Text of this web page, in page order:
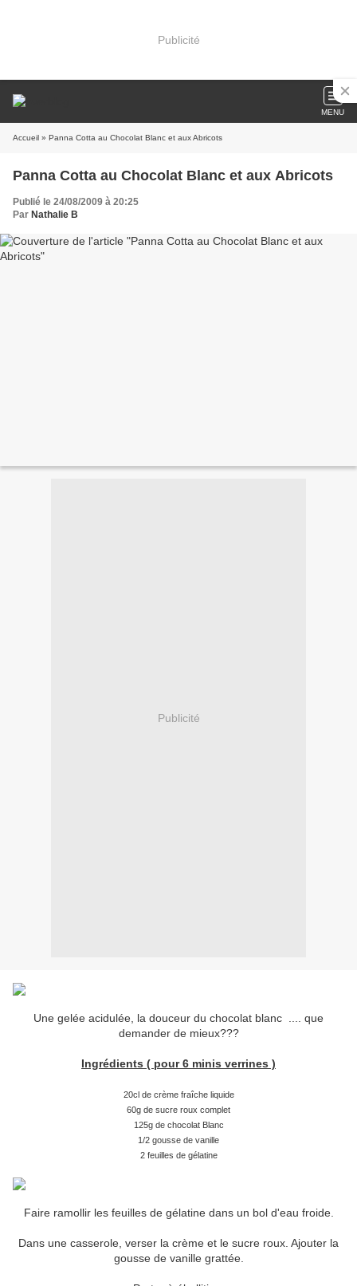
Publicité
MENU
Accueil » Panna Cotta au Chocolat Blanc et aux Abricots
Panna Cotta au Chocolat Blanc et aux Abricots
Publié le 24/08/2009 à 20:25
Par Nathalie B
Publicité
Une gelée acidulée, la douceur du chocolat blanc .... que
demander de mieux???
Ingrédients ( pour 6 minis verrines )
20cl de crème fraîche liquide
60g de sucre roux complet
125g de chocolat Blanc
1/2 gousse de vanille
2 feuilles de gélatine
Faire ramollir les feuilles de gélatine dans un bol d'eau froide.
Dans une casserole, verser la crème et le sucre roux. Ajouter la
gousse de vanille grattée.